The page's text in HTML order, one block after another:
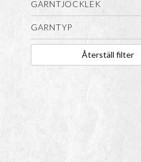
GARNTJOCKLEK
GARNTYP
Återställ filter